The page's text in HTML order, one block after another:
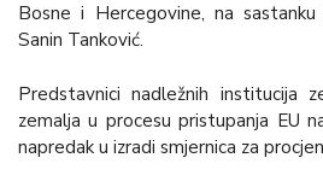
Bosne i Hercegovine, na
Sanin Tanković.
Predstavnici nadležnih institucija
zemalja u procesu pristupanja EU
napredak u izradi smjernica za